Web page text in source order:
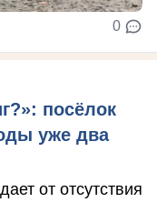
0
посёлок
уже два
от отсутствия